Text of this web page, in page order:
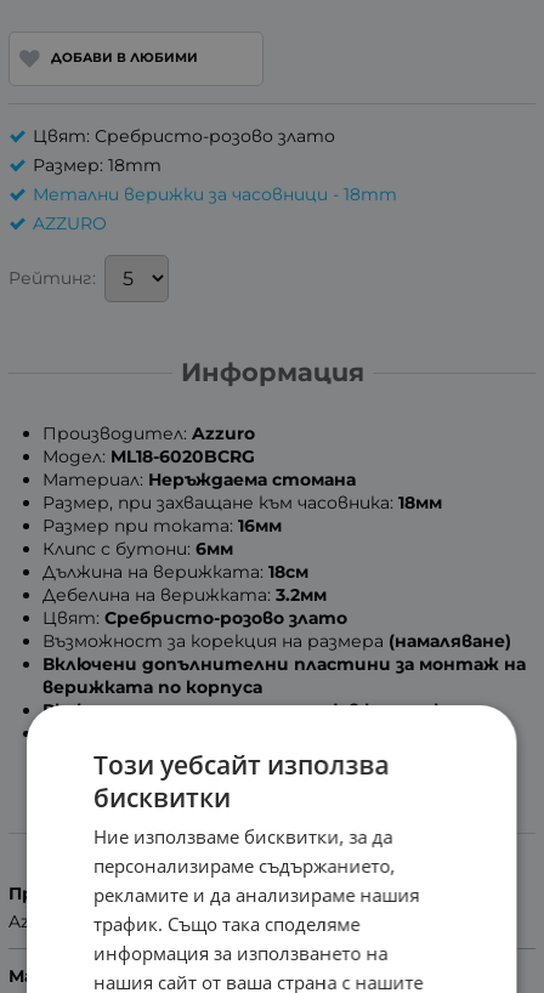
ДОБАВИ В ЛЮБИМИ
Цвят: Сребристо-розово злато
Размер: 18mm
Метални верижки за часовници - 18mm
AZZURO
Рейтинг:
Информация
Производител: Azzuro
Модел: ML18-6020BCRG
Материал: Неръждаема стомана
Размер, при захващане към часовника: 18мм
Размер при токата: 16мм
Клипс с бутони: 6мм
Дължина на верижката: 18см
Дебелина на верижката: 3.2мм
Цвят: Сребристо-розово злато
Възможност за корекция на размера (намаляване)
Включени допълнителни пластини за монтаж на
верижката по корпуса
Включени патенти за монтаж в комплекта
Характеристики
Производител
Azzuro
Материал
Този уебсайт използва
бисквитки
Ние използваме бисквитки, за да
персонализираме съдържанието,
рекламите и да анализираме нашия
трафик. Също така споделяме
информация за използването на
нашия сайт от ваша страна с нашите